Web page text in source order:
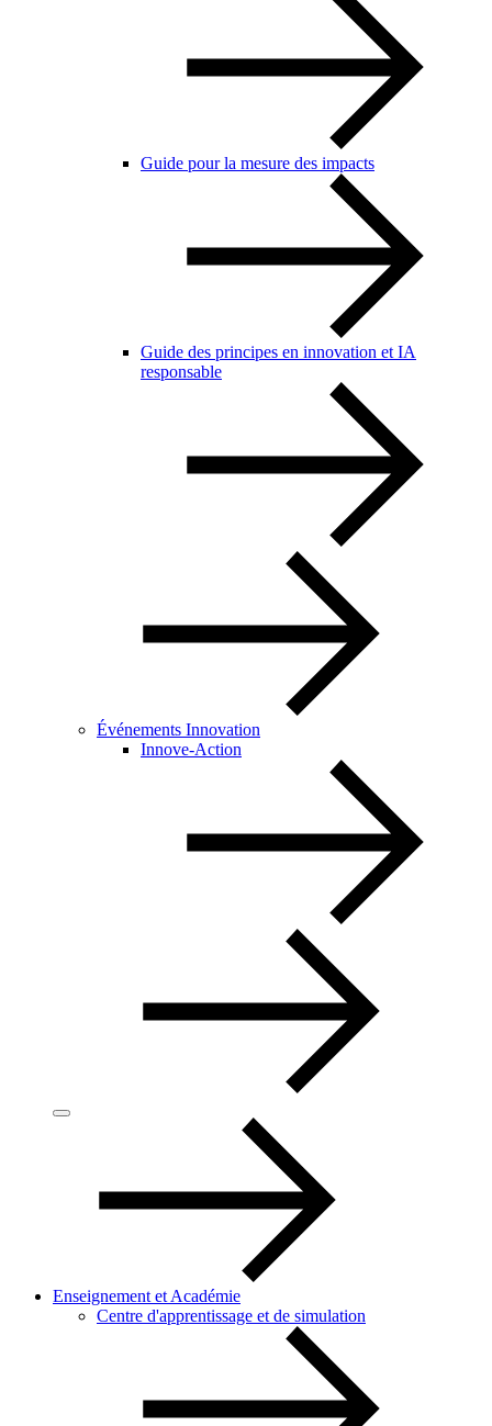
Guide pour la mesure des impacts
Guide des principes en innovation et IA
responsable
Événements Innovation
Innove-Action
Enseignement et Académie
Centre d'apprentissage et de simulation